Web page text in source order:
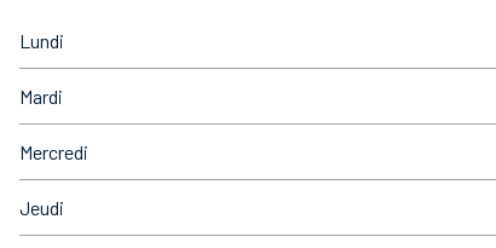
Lundi
Mardi
Mercredi
Jeudi